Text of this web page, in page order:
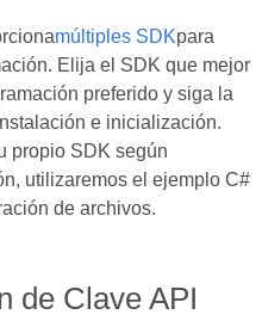
múltiples SDKpara
Elija el SDK que mejor
preferido y siga la
e inicialización.
propio SDK según
utilizaremos el ejemplo C#
de archivos.
de Clave API